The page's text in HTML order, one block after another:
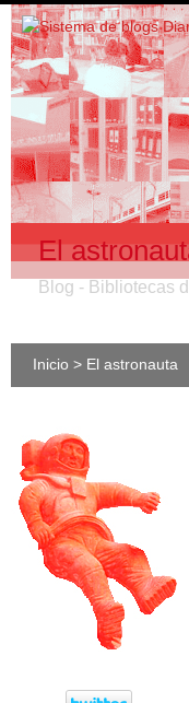
El
Blog - Bibliotecas
Inicio > El astronauta